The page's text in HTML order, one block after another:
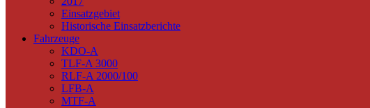
Einsatzgebiet
Historische Einsatzberichte
Fahrzeuge
KDO-A
TLF-A 3000
RLF-A 2000/100
LFB-A
MTF-A